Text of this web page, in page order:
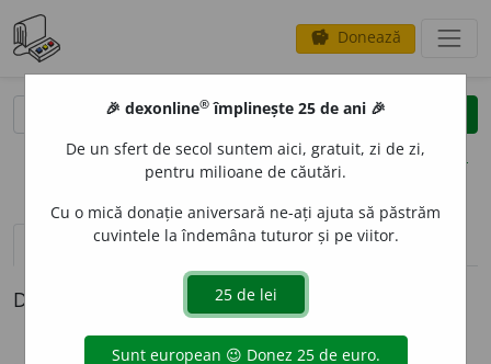
savings Donează
clear
opțiuni
definiții (1)
Definiția cu ID-ul 553545:
🎉 dexonline® împlinește 25 de ani 🎉
De un sfert de secol suntem aici, gratuit, zi de zi,
pentru milioane de căutări.
Cu o mică donație aniversară ne-ați ajuta să păstrăm
cuvintele la îndemâna tuturor și pe viitor.